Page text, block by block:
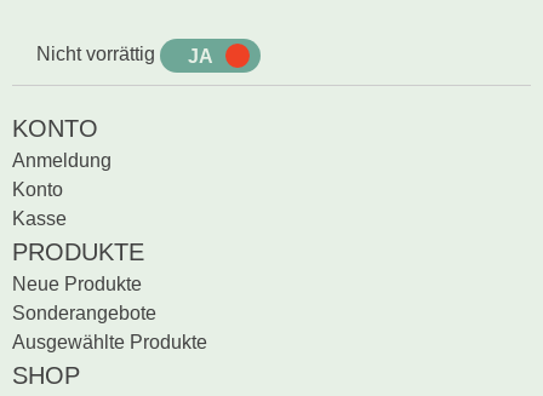
Holzkunst nach Hersteller
Schwibbogen
Räucherfiguren
Pyramiden
Nicht vorrättig JA
KONTO
Anmeldung
Konto
Kasse
PRODUKTE
Neue Produkte
Sonderangebote
Ausgewählte Produkte
SHOP